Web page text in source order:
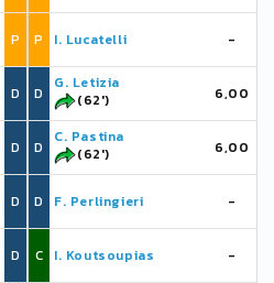
P
D
D
D
D
P I. Lucatelli -
D
G. Letizia
(62')
6,00
D
C. Pastina
(62')
6,00
D F. Perlingieri -
C I. Koutsoupias -